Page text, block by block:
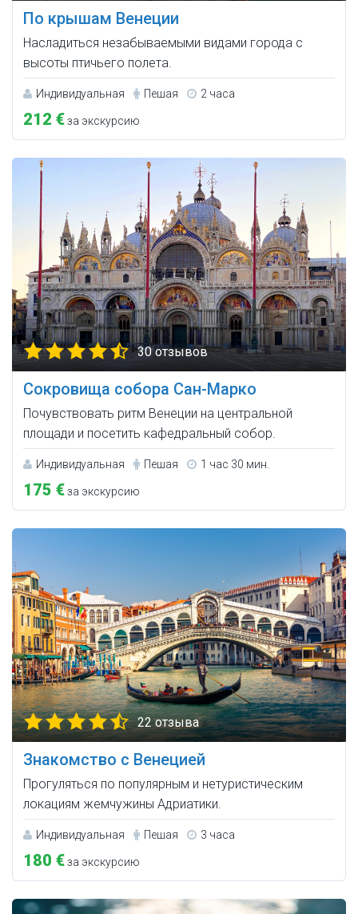
По крышам Венеции
Насладиться незабываемыми видами города с
высоты птичьего полета.
Индивидуальная Пешая 2 часа
212 €за экскурсию
30 отзывов
Сокровища собора Сан-Марко
Почувствовать ритм Венеции на центральной
площади и посетить кафедральный собор.
Индивидуальная Пешая 1 час 30 мин.
175 €за экскурсию
22 отзыва
Знакомство с Венецией
Прогуляться по популярным и нетуристическим
локациям жемчужины Адриатики.
Индивидуальная Пешая 3 часа
180 €за экскурсию